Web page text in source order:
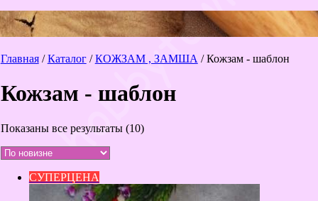
Главная/Каталог/КОЖЗАМ , ЗАМША / Кожзам - шаблон
Кожзам - шаблон
Показаны все результаты (10)Сортировка:
СУПЕРЦЕНА